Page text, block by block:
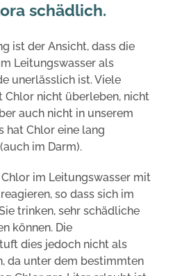
schädlich.
ist der Ansicht, dass die
Leitungswasser als
unerlässlich ist. Viele
Chlor nicht überleben, nicht
auch nicht in unserem
hat Chlor eine lang
im Darm).
im Leitungswasser mit
so dass sich im
trinken, sehr schädliche
können. Die
dies jedoch nicht als
da unter dem bestimmten